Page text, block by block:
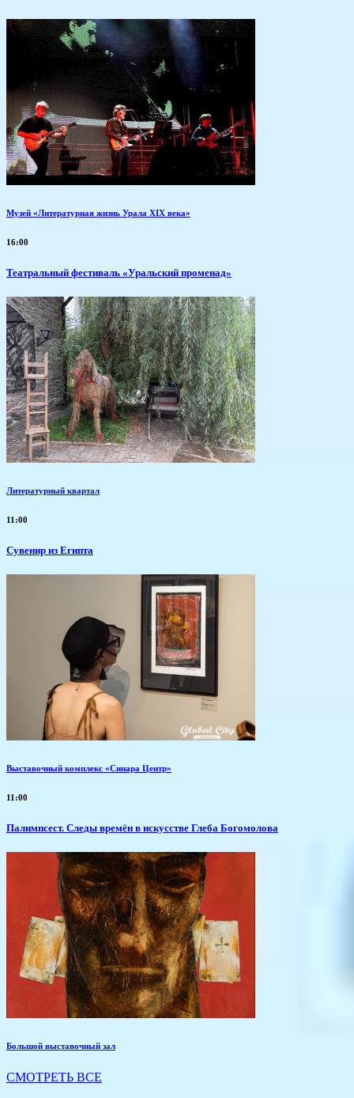
Музей «Литературная жизнь Урала XIX века»
16:00
Театральный фестиваль «Уральский променад»
Литературный квартал
11:00
Сувенир из Египта
Выставочный комплекс «Синара Центр»
11:00
Палимпсест. Следы времён в искусстве Глеба Богомолова
Большой выставочный зал
СМОТРЕТЬ ВСЕ